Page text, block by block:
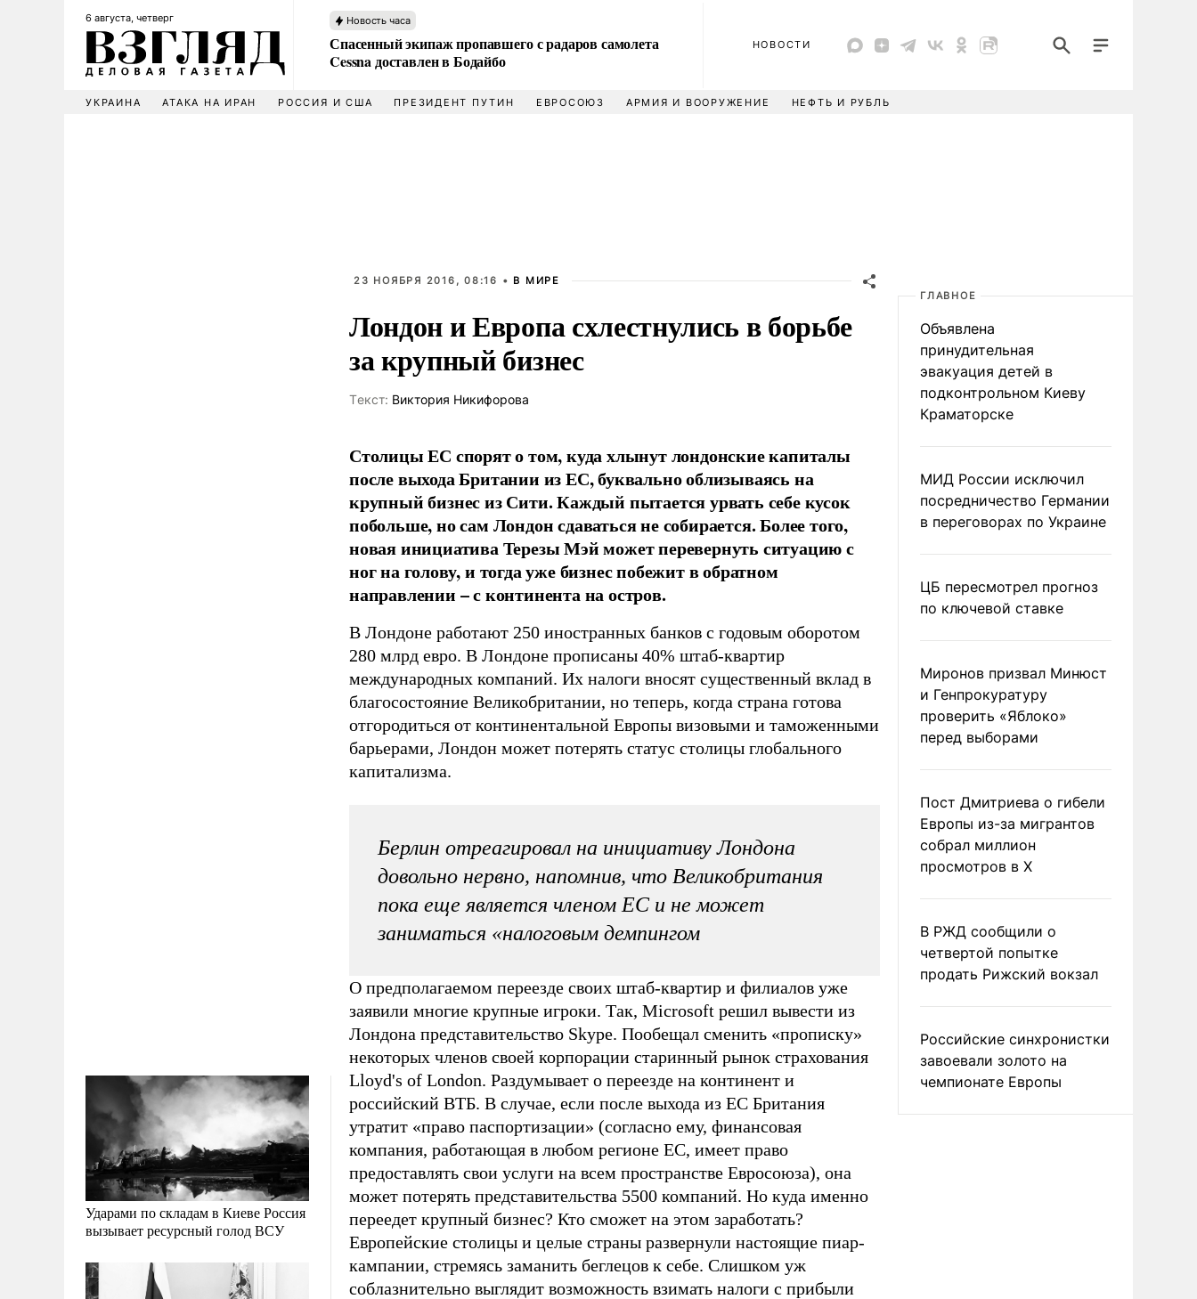
6 августа, четверг Новость часа
Спасенный экипаж пропавшего с радаров самолета
Cessna доставлен в Бодайбо
НОВОСТИ
УКРАИНА АТАКА НА ИРАН РОССИЯ И США ПРЕЗИДЕНТ ПУТИН ЕВРОСОЮЗ АРМИЯ И ВООРУЖЕНИЕ НЕФТЬ И РУБЛЬ
Ударами по складам в Киеве Россия
вызывает ресурсный голод ВСУ
23 НОЯБРЯ 2016, 08:16 • В МИРЕ
Лондон и Европа схлестнулись в борьбе
за крупный бизнес
Tекст: Виктория Никифорова
Столицы ЕС спорят о том, куда хлынут лондонские капиталы
после выхода Британии из ЕС, буквально облизываясь на
крупный бизнес из Сити. Каждый пытается урвать себе кусок
побольше, но сам Лондон сдаваться не собирается. Более того,
новая инициатива Терезы Мэй может перевернуть ситуацию с
ног на голову, и тогда уже бизнес побежит в обратном
направлении – с континента на остров.
В Лондоне работают 250 иностранных банков с годовым оборотом
280 млрд евро. В Лондоне прописаны 40% штаб-квартир
международных компаний. Их налоги вносят существенный вклад в
благосостояние Великобритании, но теперь, когда страна готова
отгородиться от континентальной Европы визовыми и таможенными
барьерами, Лондон может потерять статус столицы глобального
капитализма.
Берлин отреагировал на инициативу Лондона
довольно нервно, напомнив, что Великобритания
пока еще является членом ЕС и не может
заниматься «налоговым демпингом
О предполагаемом переезде своих штаб-квартир и филиалов уже
заявили многие крупные игроки. Так, Microsoft решил вывести из
Лондона представительство Skype. Пообещал сменить «прописку»
некоторых членов своей корпорации старинный рынок страхования
Lloyd's of London. Раздумывает о переезде на континент и
российский ВТБ. В случае, если после выхода из ЕС Британия
утратит «право паспортизации» (согласно ему, финансовая
компания, работающая в любом регионе ЕС, имеет право
предоставлять свои услуги на всем пространстве Евросоюза), она
может потерять представительства 5500 компаний. Но куда именно
переедет крупный бизнес? Кто сможет на этом заработать?
Европейские столицы и целые страны развернули настоящие пиар-
кампании, стремясь заманить беглецов к себе. Слишком уж
соблазнительно выглядит возможность взимать налоги с прибыли
ГЛАВНОЕ
Объявлена
принудительная
эвакуация детей в
подконтрольном Киеву
Краматорске
МИД России исключил
посредничество Германии
в переговорах по Украине
ЦБ пересмотрел прогноз
по ключевой ставке
Миронов призвал Минюст
и Генпрокуратуру
проверить «Яблоко»
перед выборами
Пост Дмитриева о гибели
Европы из-за мигрантов
собрал миллион
просмотров в X
В РЖД сообщили о
четвертой попытке
продать Рижский вокзал
Российские синхронистки
завоевали золото на
чемпионате Европы